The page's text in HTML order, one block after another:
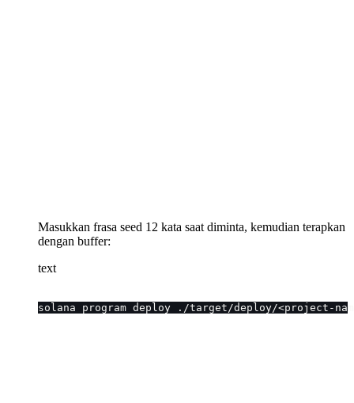
Masukkan frasa seed 12 kata saat diminta, kemudian terapkan
dengan buffer:
text
solana program deploy ./target/deploy/<project-